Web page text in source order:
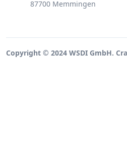
87700 Memmingen
Copyright © 2024 WSDI GmbH.